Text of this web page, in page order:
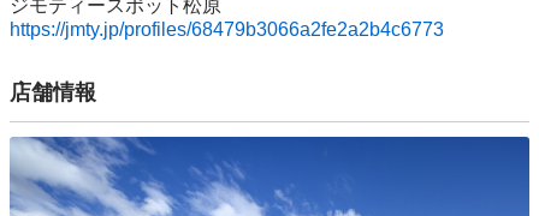
https://jmty.jp/profiles/68479b3066a2fe2a2b4c6773
店舗情報